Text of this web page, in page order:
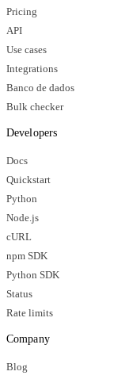
Pricing
API
Use cases
Integrations
Banco de dados
Bulk checker
Developers
Docs
Quickstart
Python
Node.js
cURL
npm SDK
Python SDK
Status
Rate limits
Company
Blog